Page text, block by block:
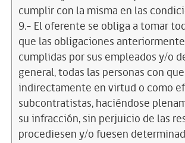
cumplir con la misma en las
9.- El oferente se obliga a tomar
que las obligaciones
cumplidas por sus empleados y/o
general, todas las personas con
indirectamente en virtud o como
subcontratistas, haciéndose
su infracción, sin perjuicio de las
procediesen y/o fuesen